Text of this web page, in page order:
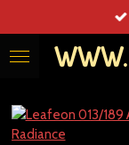
direct
naar